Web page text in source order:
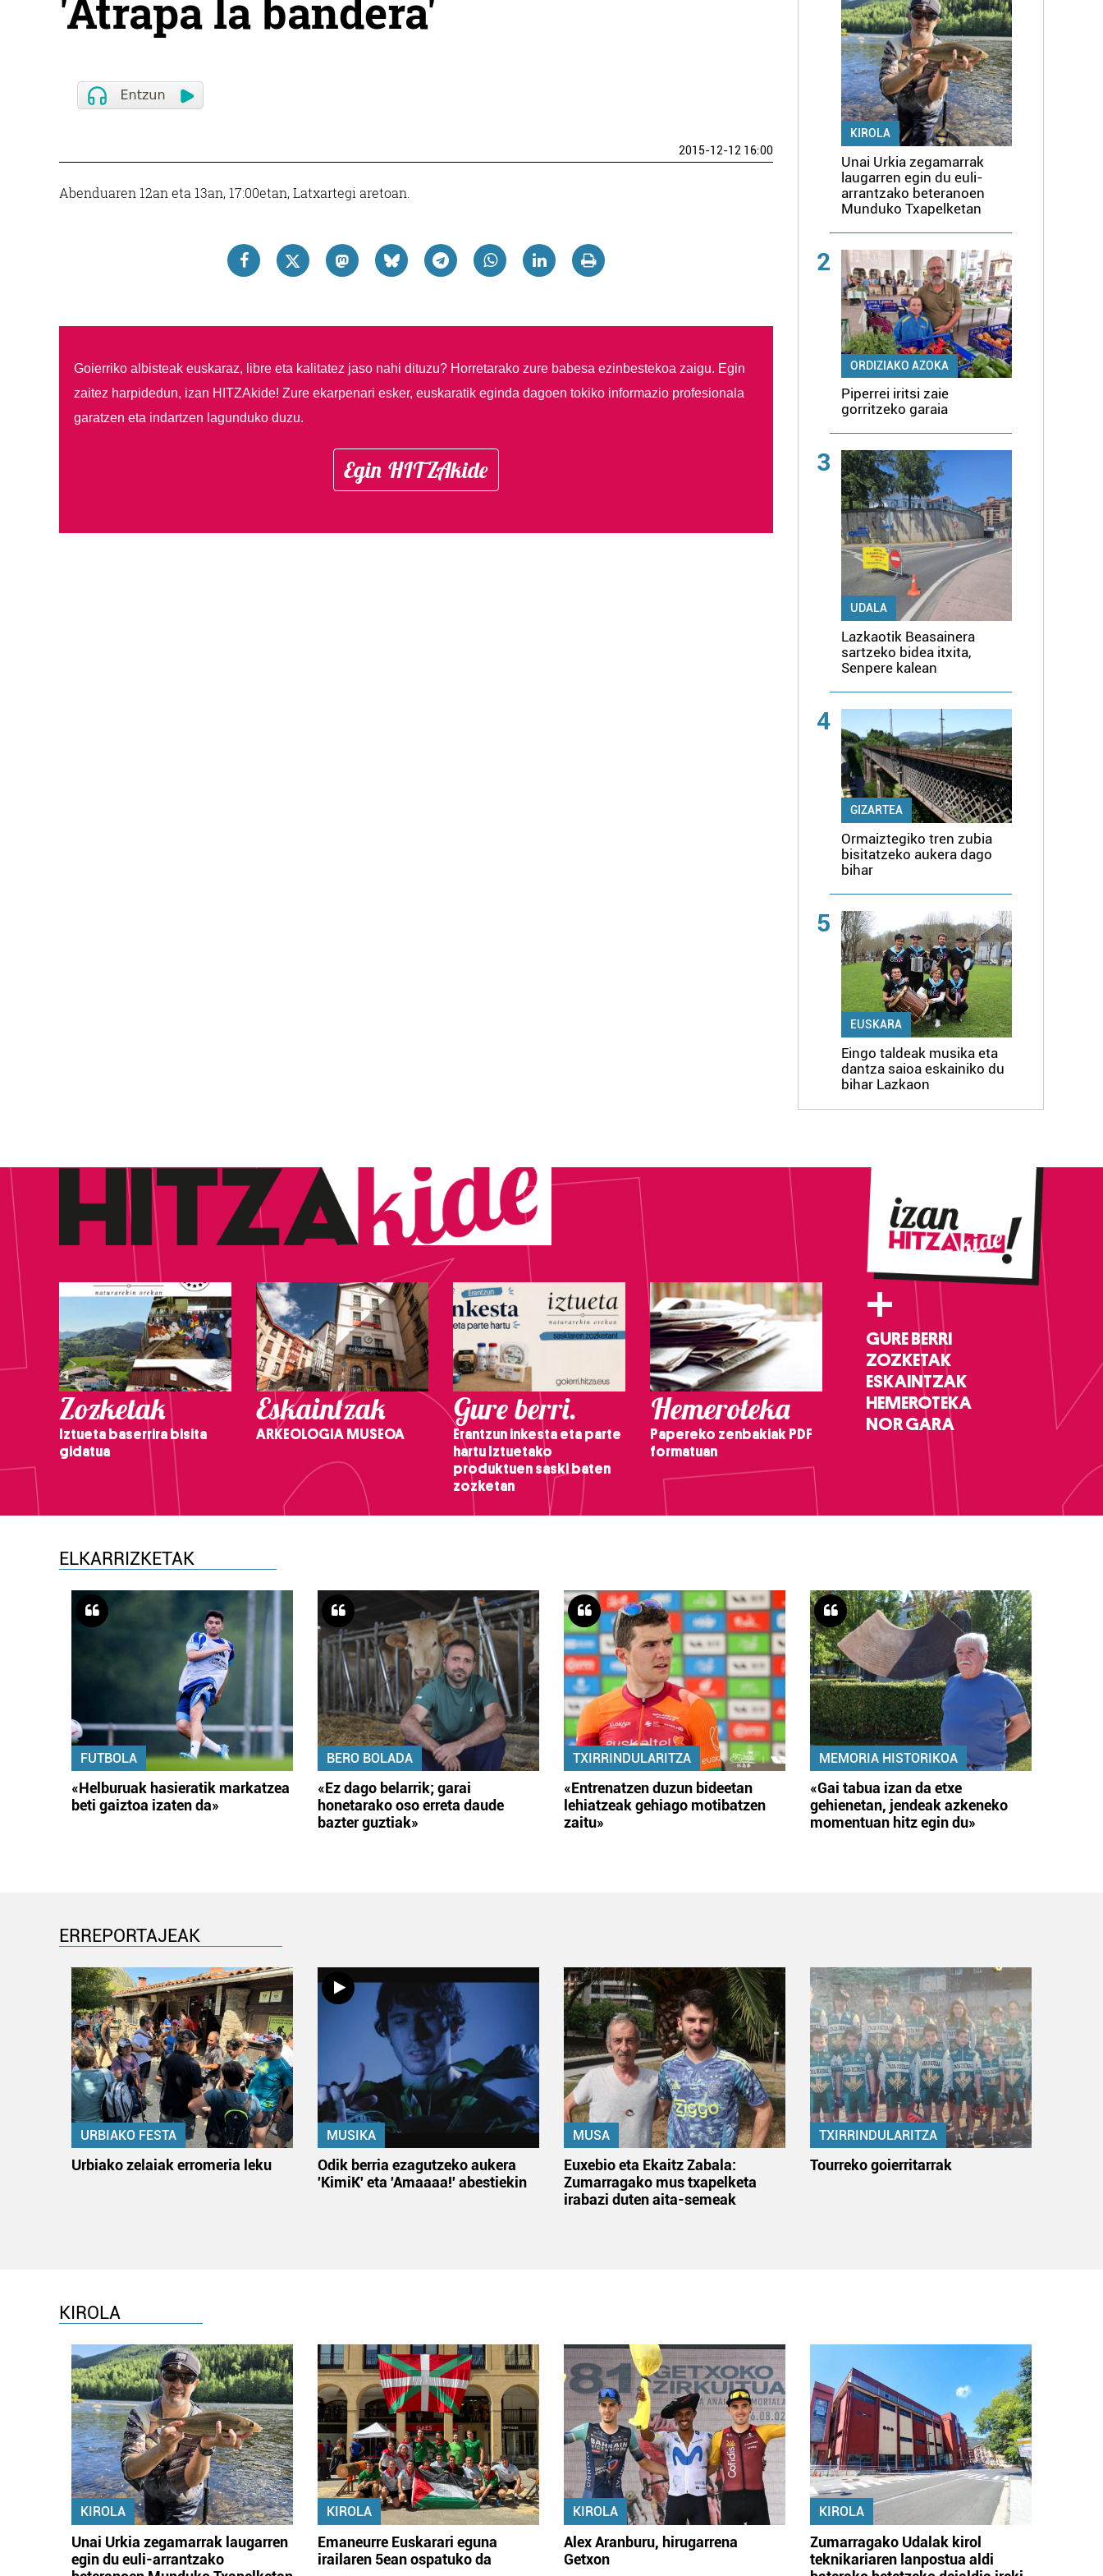
'Atrapa la bandera'
2015-12-12 16:00
Abenduaren 12an eta 13an, 17:00etan, Latxartegi aretoan.
Goierriko albisteak euskaraz, libre eta kalitatez jaso nahi dituzu? Horretarako zure babesa ezinbestekoa zaigu. Egin
zaitez harpidedun, izan HITZAkide! Zure ekarpenari esker, euskaratik eginda dagoen tokiko informazio profesionala
garatzen eta indartzen lagunduko duzu.
Egin HITZAkide
KIROLA
Unai Urkia zegamarrak
laugarren egin du euli-
arrantzako beteranoen
Munduko Txapelketan
2
ORDIZIAKO AZOKA
Piperrei iritsi zaie
gorritzeko garaia
3
UDALA
Lazkaotik Beasainera
sartzeko bidea itxita,
Senpere kalean
4
GIZARTEA
Ormaiztegiko tren zubia
bisitatzeko aukera dago
bihar
5
EUSKARA
Eingo taldeak musika eta
dantza saioa eskainiko du
bihar Lazkaon
Zozketak
Iztueta baserrira bisita
gidatua
Eskaintzak
ARKEOLOGIA MUSEOA
Gure berri.
Erantzun inkesta eta parte
hartu Iztuetako
produktuen saski baten
zozketan
Hemeroteka
Papereko zenbakiak PDF
formatuan
+
GURE BERRI
ZOZKETAK
ESKAINTZAK
HEMEROTEKA
NOR GARA
ELKARRIZKETAK
FUTBOLA
«Helburuak hasieratik markatzea
beti gaiztoa izaten da»
BERO BOLADA
«Ez dago belarrik; garai
honetarako oso erreta daude
bazter guztiak»
TXIRRINDULARITZA
«Entrenatzen duzun bideetan
lehiatzeak gehiago motibatzen
zaitu»
MEMORIA HISTORIKOA
«Gai tabua izan da etxe
gehienetan, jendeak azkeneko
momentuan hitz egin du»
ERREPORTAJEAK
URBIAKO FESTA
Urbiako zelaiak erromeria leku
MUSIKA
Odik berria ezagutzeko aukera
'KimiK' eta 'Amaaaa!' abestiekin
MUSA
Euxebio eta Ekaitz Zabala:
Zumarragako mus txapelketa
irabazi duten aita-semeak
TXIRRINDULARITZA
Tourreko goierritarrak
KIROLA
KIROLA
Unai Urkia zegamarrak laugarren
egin du euli-arrantzako
KIROLA
Emaneurre Euskarari eguna
irailaren 5ean ospatuko da
KIROLA
Alex Aranburu, hirugarrena
Getxon
KIROLA
Zumarragako Udalak kirol
teknikariaren lanpostua aldi